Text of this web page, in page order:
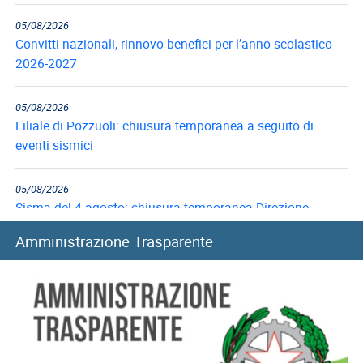
05/08/2026
Convitti nazionali, rinnovo benefici per l’anno scolastico
2026-2027
05/08/2026
Filiale di Pozzuoli: chiusura temporanea a seguito di
eventi sismici
05/08/2026
Sisma del 4 agosto: chiusura temporanea Direzione
provinciale di Pisa
Prestiti: i criteri di valutazione in caso di altre trattenute
05/08/2026
Fondo Telecomunicazioni: principali contenuti e istruzioni
Amministrazione Trasparente